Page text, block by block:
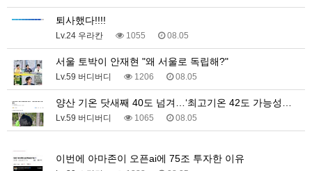
퇴사했다!!!!
Lv.24 우라칸 1055 08.05
서울 토박이 안재현 "왜 서울로 독립해?"
Lv.59 버디버디 1206 08.05
양산 기온 닷새째 40도 넘겨…‘최고기온 42도 가능성…
Lv.59 버디버디 1065 08.05
이번에 아마존이 오픈ai에 75조 투자한 이유